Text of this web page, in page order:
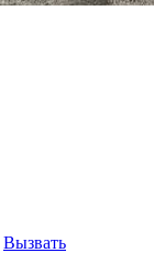
Вызвать